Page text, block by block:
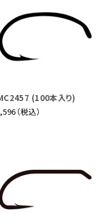
(100本入り)
（税込）